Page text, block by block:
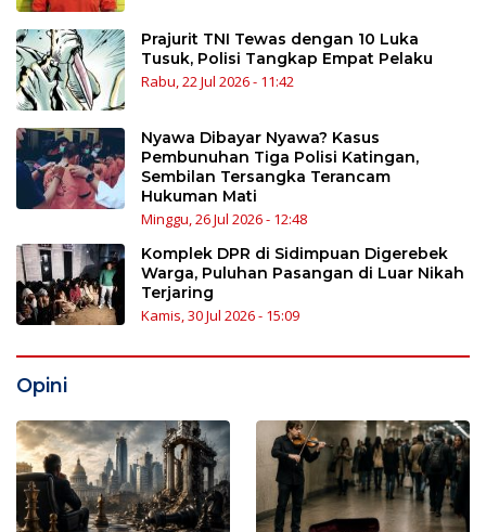
Prajurit TNI Tewas dengan 10 Luka
Tusuk, Polisi Tangkap Empat Pelaku
Rabu, 22 Jul 2026 - 11:42
Nyawa Dibayar Nyawa? Kasus
Pembunuhan Tiga Polisi Katingan,
Sembilan Tersangka Terancam
Hukuman Mati
Minggu, 26 Jul 2026 - 12:48
Komplek DPR di Sidimpuan Digerebek
Warga, Puluhan Pasangan di Luar Nikah
Terjaring
Kamis, 30 Jul 2026 - 15:09
Opini